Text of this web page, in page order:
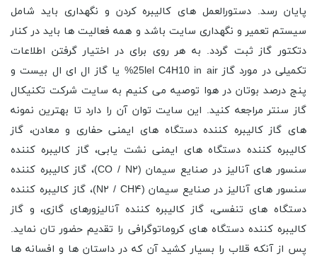
پایان رسد. دستورالعمل های کالیبره کردن و نگهداری باید شامل
سیستم تعمیر و نگهداری سایت باشد و همه فعالیت ها باید در کنار
دتکتور گاز ثبت گردد. به هر روی برای در اختیار گرفتن اطلاعات
تکمیلی در مورد گاز 25lel C4H10 in air% یا گاز ال ای ال بیست و
پنج درصد بوتان در هوا توصیه می کنیم به سایت شرکت تکنیکال
گاز سنتر مراجعه کنید. این سایت توان آن را دارد تا بهترین نمونه
های گاز کالیبره کننده دستگاه های ایمنی حفاری و معادن، گاز
کالیبره کننده دستگاه های ایمنی نشت یابی، گاز کالیبره کننده
سنسور های آنالیز در صنایع سیمان (CO / N۲)، گاز کالیبره کننده
سنسور های آنالیز در صنایع سیمان (N۲ / CH۴)، گاز کالیبره کننده
دستگاه های تنفسی، گاز کالیبره کننده آنالیزورهای گازی، و گاز
کالیبره کننده دستگاه های کروماتوگرافی را تقدیم حضور تان نماید.
پس از آنکه قلاب را بسیار کشید آن که در داستان ها و افسانه ها